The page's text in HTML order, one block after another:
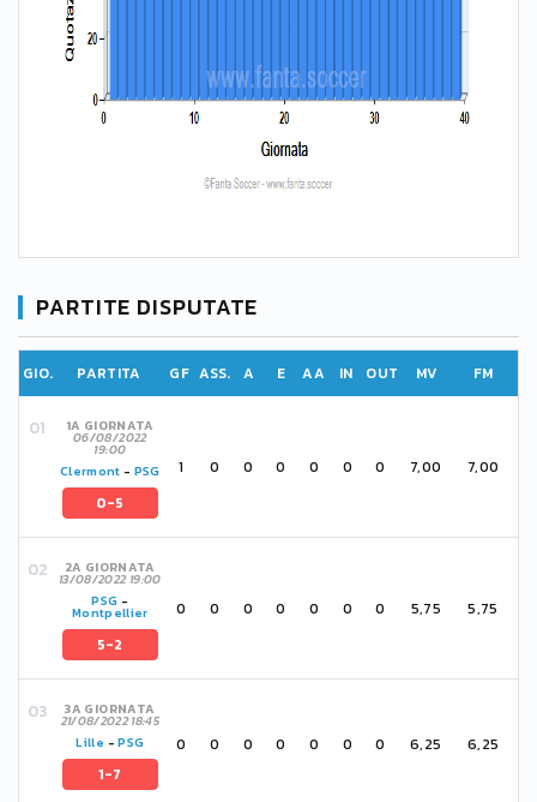
PARTITE DISPUTATE
GIO. PARTITA GF ASS. A E AA IN OUT MV FM
1A GIORNATA
06/08/2022
19:00
Clermont - PSG
0-5
1 0 0 0 0 0 0 7,00 7,00
2A GIORNATA
13/08/2022 19:00
PSG -
Montpellier
5-2
0 0 0 0 0 0 0 5,75 5,75
3A GIORNATA
21/08/2022 18:45
Lille -PSG
1-7
0 0 0 0 0 0 0 6,25 6,25